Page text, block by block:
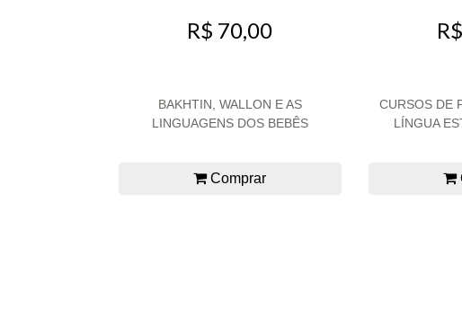
R$ 70,00
BAKHTIN, WALLON E AS
LINGUAGENS DOS BEBÊS
Comprar
CURSOS DE
LÍNGUA